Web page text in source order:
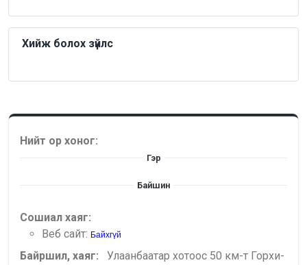
Хийж болох зүйлс
Нийт ор хоног:
Гэр
Байшин
Сошиал хаяг:
Веб сайт: Байхгүй
Байршил, хаяг:
Улаанбаатар хотоос 50 км-т Горхи-